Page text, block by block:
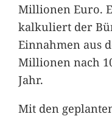
Millionen Euro.
kalkuliert der
Einnahmen aus
Millionen nach
Jahr.
Mit den